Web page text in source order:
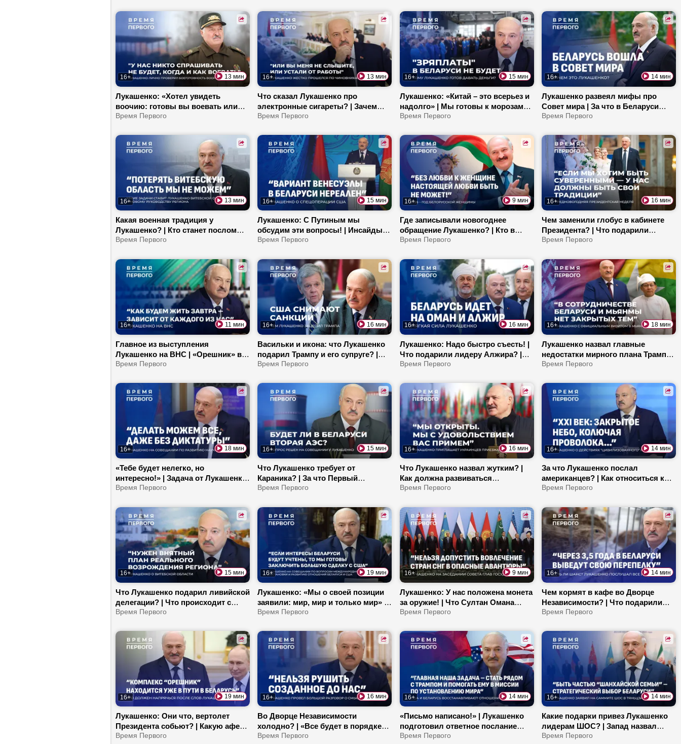
на Ближнем Востоке?
16+ 13 мин
Лукашенко: «Хотел увидеть
воочию: готовы вы воевать или
нет» | Как Президент будет
Чего не хватает белорусской
науке?
Время Первого
16+ 13 мин
Что сказал Лукашенко про
электронные сигареты? | Зачем
Президент проводит проверку
удобрения в Бразилии
Время Первого
16+ 15 мин
Лукашенко: «Китай – это всерьез и
надолго» | Мы готовы к морозам? |
Какая продукция «Планара» будет
Время Первого
16+ 14 мин
Лукашенко развеял мифы про
Совет мира | За что в Беларуси
бренды получают Знак качества? |
какой фронт задач?
Время Первого
16+ 13 мин
Какая военная традиция у
Лукашенко? | Кто станет послом
Беларуси в России? | Почему в
Венесуэлы?
Время Первого
16+ 15 мин
Лукашенко: С Путиным мы
обсудим эти вопросы! | Инсайды
от Президента: правда про атаку на
МОК с наших спортсменов?
Время Первого
16+ 9 мин
Где записывали новогоднее
обращение Лукашенко? | Кто в
телефонном справочнике
белорусский Дед Мороз?
Время Первого
16+ 16 мин
Чем заменили глобус в кабинете
Президента? | Что подарили
участникам Новогоднего бала? |
председательством Беларуси?
Время Первого
16+ 11 мин
Главное из выступления
Лукашенко на ВНС | «Орешник» в
Беларуси! | Чем кормили
Время Первого
16+ 16 мин
Васильки и икона: что Лукашенко
подарил Трампу и его супруге? |
Переговоры по Украине могут
поднимет Первый на ВНС?
Время Первого
16+ 16 мин
Лукашенко: Надо быстро съесть! |
Что подарили лидеру Алжира? |
Почему Президент приехал в Оман
командировка
Время Первого
16+ 18 мин
Лукашенко назвал главные
недостатки мирного плана Трампа |
Как Первого встретили в Мьянме? |
Время Первого
16+ 18 мин
«Тебе будет нелегко, но
интересно!» | Задача от Лукашенко
новым кадрам в регионах | Могут
| Русый о том, где искать женихов
Время Первого
16+ 15 мин
Что Лукашенко требует от
Караника? | За что Первый
благодарен аграриям? | Какую
портфеле?
Время Первого
16+ 16 мин
Что Лукашенко назвал жутким? |
Как должна развиваться
Гомельская область? |
президентскую картошку |
Сотрудничество с Алжиром и
Индией
Время Первого
16+ 14 мин
За что Лукашенко послал
американцев? | Как относиться к
«приступам безумия» ЕС на
по колке дров!
Время Первого
16+ 15 мин
Что Лукашенко подарил ливийской
делегации? | Что происходит с
Витебской областью? | Почему
снимать в Беларуси?
Время Первого
16+ 19 мин
Лукашенко: «Мы о своей позиции
заявили: мир, мир и только мир» |
Как строится белорусско-
с долларом?
Время Первого
16+ 9 мин
Лукашенко: У нас положена монета
за оружие! | Что Султан Омана
подарил Президенту? | Презент
саммите СНГ!
Время Первого
16+ 14 мин
Чем кормят в кафе во Дворце
Независимости? | Что подарили
Президенту на птицефабрике? |
Премьер-министр Кыргызстана
оценил белорусские караваи!
Время Первого
16+ 19 мин
Лукашенко: Они что, вертолет
Президента собьют? | Какую аферу
затеяли в НАТО? | Почему Трамп –
Время Первого
16+ 16 мин
Во Дворце Независимости
холодно? | «Все будет в порядке» –
как Лукашенко поддерживал
Время Первого
16+ 14 мин
«Письмо написано!» | Лукашенко
подготовил ответное послание
Трампу? | Как попасть на прием к
Время Первого
16+ 14 мин
Какие подарки привез Лукашенко
лидерам ШОС? | Запад назвал
парад в Китае заговором! | Новые
Время Первого